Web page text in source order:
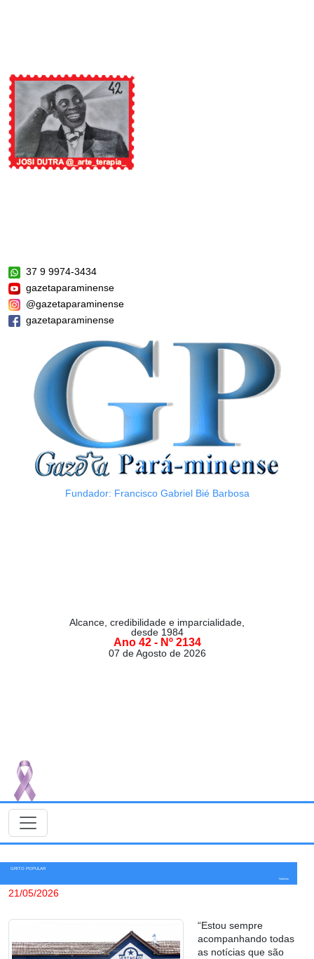
37 9 9974-3434
gazetaparaminense
@gazetaparaminense
gazetaparaminense
Fundador: Francisco Gabriel Bié Barbosa
Alcance, credibilidade e imparcialidade,
desde 1984
Ano 42 - Nº 2134
07 de Agosto de 2026
GRITO POPULAR
Notícias
21/05/2026
“Estou sempre
acompanhando todas
as notícias que são